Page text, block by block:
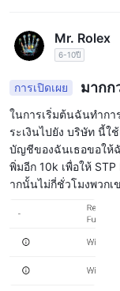
เหมือนกันกับทั้งบัญชี
สิ่งสำคัญที่ควรทราบคือ
อย่างรอบคอบและเทร
อย่างดี
สเปรดและคอมมิช
Swiss Marketsดำเนิ
stp classic และ stp
คอมมิชชั่นที่เป็นเอกลั
ตอบสนองความต้องกา
สำหรับบัญชี STP
ค่าคอมมิชชั่นจากการ
Mr. Rolex
6-10ปี
การเปิดเผย มากก
ในการเริ่มต้นฉันทำกา
ระเงินไปยัง บริษัท นี้ใ
บัญชีของฉันเธอขอให้
พิ่มอีก 10k เพื่อให้
ากนั้นไม่กี่ชั่วโมงพวกเ
ายของฉัน ทันทีที่ฉันติ
ติกับบัญชีของฉันฉันตัด
รอมานานกว่าหนึ่งเดือ
ตุผลบางประการโดย